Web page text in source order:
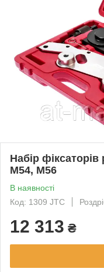
Набір
M54, M56
В наявності
Код: 1309 JTC
12 313 ₴